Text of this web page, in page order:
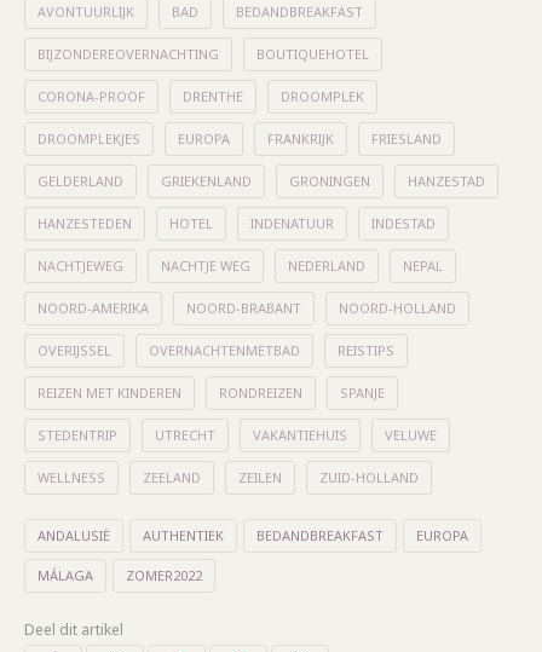
AVONTUURLIJK BAD BEDANDBREAKFAST
BIJZONDEREOVERNACHTING BOUTIQUEHOTEL
CORONA-PROOF DRENTHE DROOMPLEK
DROOMPLEKJES EUROPA FRANKRIJK FRIESLAND
GELDERLAND GRIEKENLAND GRONINGEN HANZESTAD
HANZESTEDEN HOTEL INDENATUUR INDESTAD
NACHTJEWEG NACHTJE WEG NEDERLAND NEPAL
NOORD-AMERIKA NOORD-BRABANT NOORD-HOLLAND
OVERIJSSEL OVERNACHTENMETBAD REISTIPS
REIZEN MET KINDEREN RONDREIZEN SPANJE
STEDENTRIP UTRECHT VAKANTIEHUIS VELUWE
WELLNESS ZEELAND ZEILEN ZUID-HOLLAND
ANDALUSIË AUTHENTIEK BEDANDBREAKFAST EUROPA
MÁLAGA ZOMER2022
Deel dit artikel